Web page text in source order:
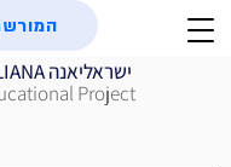
ISRAELIANA ישראליאנה
Project